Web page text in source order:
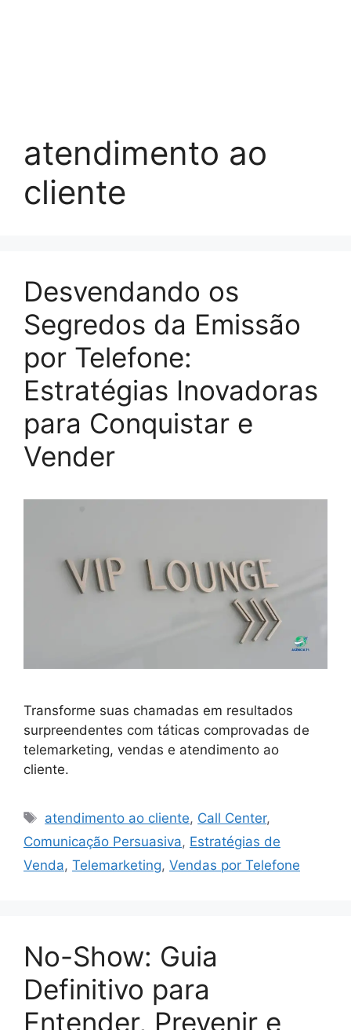
atendimento ao
cliente
Desvendando os
Segredos da Emissão
por Telefone:
Estratégias Inovadoras
para Conquistar e
Vender
Transforme suas chamadas em resultados
surpreendentes com táticas comprovadas de
telemarketing, vendas e atendimento ao
cliente.
Tags
atendimento ao cliente, Call Center,
Comunicação Persuasiva, Estratégias de
Venda, Telemarketing, Vendas por Telefone
No-Show: Guia
Definitivo para
Entender, Prevenir e